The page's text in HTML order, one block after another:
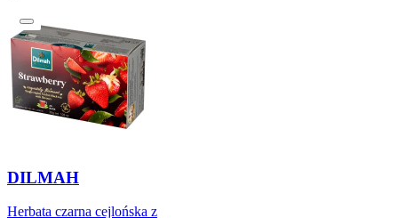
DILMAH
Herbata czarna cejlońska z